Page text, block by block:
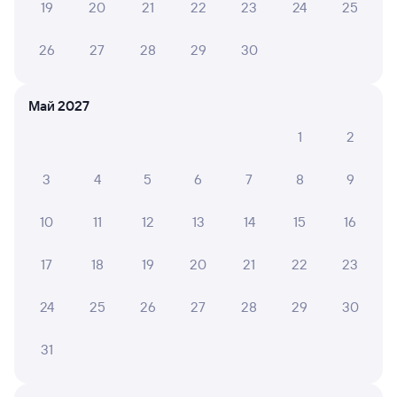
Оформление без регистрации на сайте
Как поменять билет на другую дату или
Что делать, если ошибся при вводе данных
Как перевезти животное в поезде?
Как получить отчетные документы для
19 20 21 22 23 24 25
26 27 28 29 30
Май 2027
1
2
3 4 5 6 7 8 9
10 11 12 13 14 15 16
17 18 19 20 21 22 23
24 25 26 27 28 29 30
31